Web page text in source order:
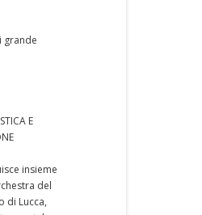
grande
E
insieme
del
di Lucca,